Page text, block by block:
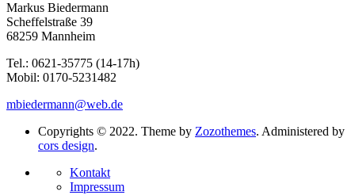
Markus Biedermann
Scheffelstraße 39
68259 Mannheim
Tel.: 0621-35775 (14-17h)
Mobil: 0170-5231482
mbiedermann@web.de
Copyrights © 2022. Theme by Zozothemes. Administered by
cors design.
Kontakt
Impressum